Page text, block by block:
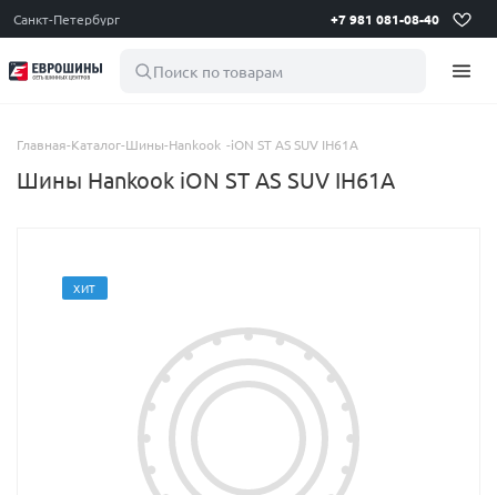
Санкт-Петербург +7 981 081-08-40
Поиск по товарам
Главная-Каталог-Шины-Hankook -iON ST AS SUV IH61A
Шины Hankook iON ST AS SUV IH61A
ХИТ